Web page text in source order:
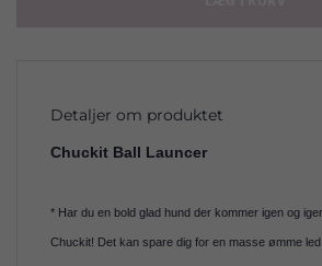
Detaljer om produktet
Chuckit Ball Launcer
* Har du en bold glad hund der kommer igen og
Chuckit! Det kan spare dig for en masse ømme